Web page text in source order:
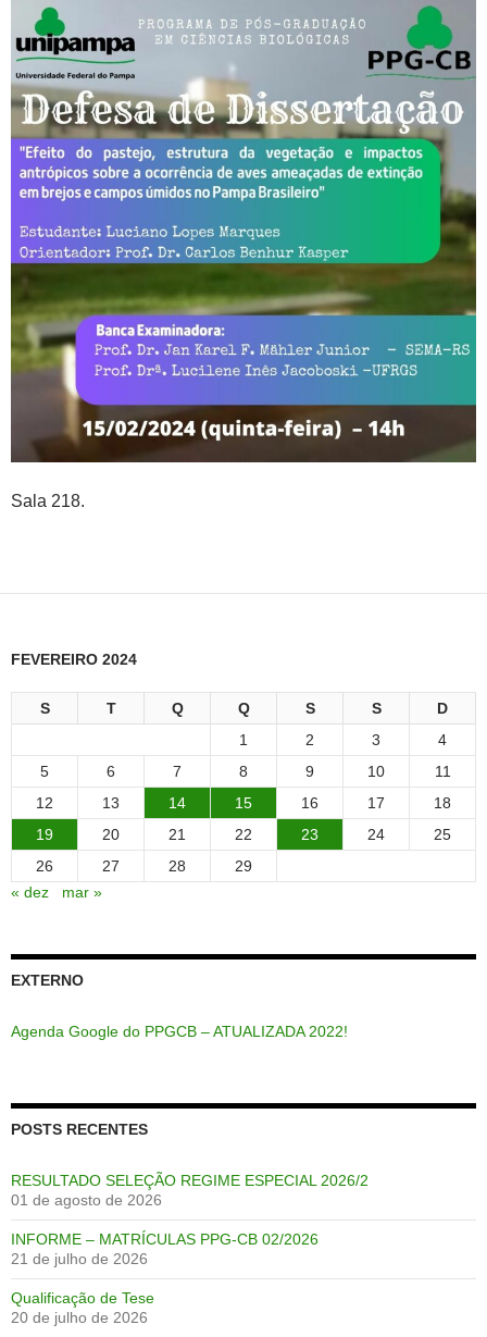
Sala 218.
FEVEREIRO 2024
S T Q Q S S
D
1
2 3
4
5
6 7 8 9 10
11
12
13 14 15 16 17
18
19
20 21 22 23 24
25
26
27 28
29
« dez
mar »
EXTERNO
Agenda Google do PPGCB – ATUALIZADA 2022!
POSTS RECENTES
RESULTADO SELEÇÃO REGIME ESPECIAL 2026/2
01 de agosto de 2026
INFORME – MATRÍCULAS PPG-CB 02/2026
21 de julho de 2026
Qualificação de Tese
20 de julho de 2026